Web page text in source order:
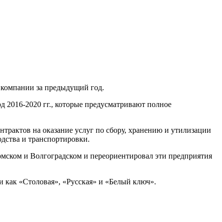
за предыдущий год.
2016-2020 гг., которые предусматривают полное
на оказание услуг по сбору, хранению и утилизации
и транспортировки.
и Волгоградском и переориентировал эти предприятия
как «Столовая», «Русская» и «Белый ключ».